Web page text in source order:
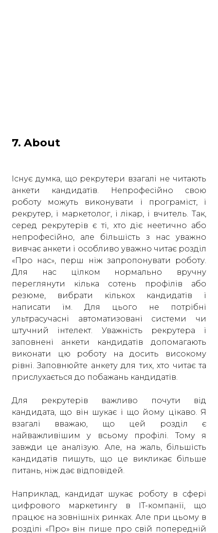
7. About
Існує думка, що рекрутери взагалі не читають
анкети кандидатів. Непрофесійно свою
роботу можуть виконувати і програміст, і
рекрутер, і маркетолог, і лікар, і вчитель. Так,
серед рекрутерів є ті, хто діє неетично або
непрофесійно, але більшість з нас уважно
вивчає анкети і особливо уважно читає розділ
«Про нас», перш ніж запропонувати роботу.
Для нас цілком нормально вручну
переглянути кілька сотень профілів або
резюме, вибрати кількох кандидатів і
написати їм. Для цього не потрібні
ультрасучасні автоматизовані системи чи
штучний інтелект. Уважність рекрутера і
заповнені анкети кандидатів допомагають
виконати цю роботу на досить високому
рівні. Заповнюйте анкету для тих, хто читає та
прислухається до побажань кандидатів.
Для рекрутерів важливо почути від
кандидата, що він шукає і що йому цікаво. Я
взагалі вважаю, що цей розділ є
найважливішим у всьому профілі. Тому я
завжди це аналізую. Але, на жаль, більшість
кандидатів пишуть, що це викликає більше
питань, ніж дає відповідей.
Наприклад, кандидат шукає роботу в сфері
цифрового маркетингу в IT-компанії, що
працює на зовнішніх ринках. Але при цьому в
розділі «Про» він пише про свій попередній